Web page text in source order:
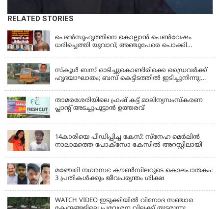
RELATED STORIES
KERALA
പെണ്‍സുഹൃത്തിനെ കൊല്ലാന്‍ പെണ്‍വേഷം
ധരിച്ചെത്തി യുവാവ്; അഞ്ചുപേരെ പൊക്കി
സ്കൂൾ ബസ് ഓടിച്ചുകൊണ്ടിരിക്കെ ഡ്രൈവർക്ക്
ഹൃദയാഘാതം; ബസ് കെട്ടിടത്തിൽ ഇടിച്ചുനിന്നു;
താമരശേരിയിലെ ഫ്രഷ് കട്ട് മാലിന്യസംസ്കരണ
പ്ലാന്റ് അടച്ചുപൂട്ടാൻ ഉത്തരവ്
14കാരിയെ പീഡിപ്പിച്ച കേസ്: സ്നേഹ മെർലിൻ
നാലാമത്തെ പോക്‌സോ കേസിൽ അറസ്റ്റിലായി
മഞ്ചേരി നഗരസഭ കൗൺസിലറുടെ കൊലപാതകം:
3 പ്രതികൾക്കും ജീവപര്യന്തം ശിക്ഷ
WATCH VIDEO ഇടുക്കിയിൽ വിനോദ സഞ്ചാര